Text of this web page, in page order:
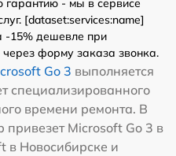
[dataset:services:name]
-15% дешевле при
форму заказа звонка.
Go 3 выполняется
специализированного
времени ремонта. В
привезет Microsoft Go 3 в
в Новосибирске и